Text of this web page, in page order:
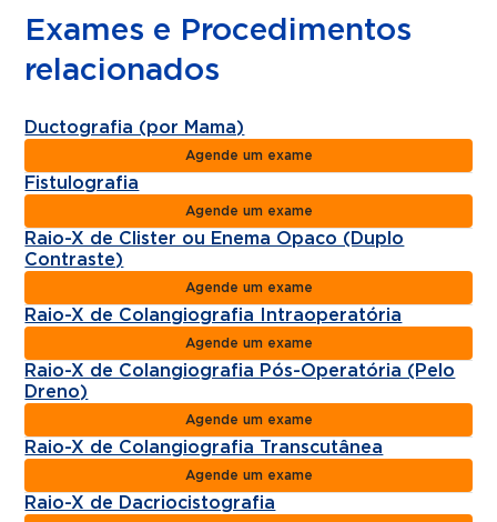
Exames e Procedimentos
relacionados
Ductografia (por Mama)
Agende um exame
Fistulografia
Agende um exame
Raio-X de Clister ou Enema Opaco (Duplo
Contraste)
Agende um exame
Raio-X de Colangiografia Intraoperatória
Agende um exame
Raio-X de Colangiografia Pós-Operatória (Pelo
Dreno)
Agende um exame
Raio-X de Colangiografia Transcutânea
Agende um exame
Raio-X de Dacriocistografia